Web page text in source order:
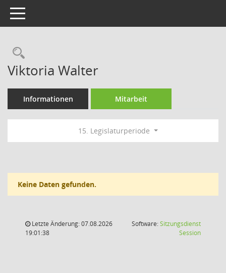
Toggle navigation
Rechercheauswahl
Viktoria Walter
Informationen Mitarbeit
15. Legislaturperiode
Keine Daten gefunden.
Letzte Änderung: 07.08.2026
19:01:38
Software:Sitzungsdienst
Session(Wird in